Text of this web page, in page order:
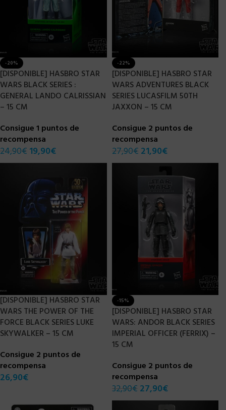
-20%
[DISPONIBLE] HASBRO STAR
WARS BLACK SERIES :
GENERAL LANDO CALRISSIAN
– 15 CM
Consigue 1 puntos de
recompensa
24,90€ 19,90€
-22%
[DISPONIBLE] HASBRO STAR
WARS ADVENTURES BLACK
SERIES LUCASFILM 50TH
JAXXON – 15 CM
Consigue 2 puntos de
recompensa
27,90€ 21,90€
[DISPONIBLE] HASBRO STAR
WARS THE POWER OF THE
FORCE BLACK SERIES LUKE
SKYWALKER – 15 CM
Consigue 2 puntos de
recompensa
26,90€
-15%
[DISPONIBLE] HASBRO STAR
WARS: ANDOR BLACK SERIES
IMPERIAL OFFICER (FERRIX) –
15 CM
Consigue 2 puntos de
recompensa
32,90€ 27,90€